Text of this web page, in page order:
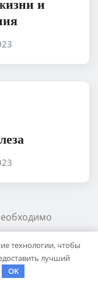
и
технологии, чтобы
лучший
OK